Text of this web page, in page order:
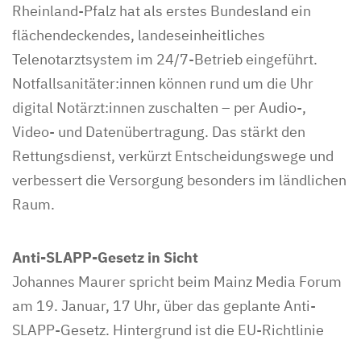
Rheinland-Pfalz hat als erstes Bundesland ein
flächendeckendes, landeseinheitliches
Telenotarztsystem im 24/7-Betrieb eingeführt.
Notfallsanitäter:innen können rund um die Uhr
digital Notärzt:innen zuschalten – per Audio-,
Video- und Datenübertragung. Das stärkt den
Rettungsdienst, verkürzt Entscheidungswege und
verbessert die Versorgung besonders im ländlichen
Raum.
Anti-SLAPP-Gesetz in Sicht
Johannes Maurer spricht beim Mainz Media Forum
am 19. Januar, 17 Uhr, über das geplante Anti-
SLAPP-Gesetz. Hintergrund ist die EU-Richtlinie